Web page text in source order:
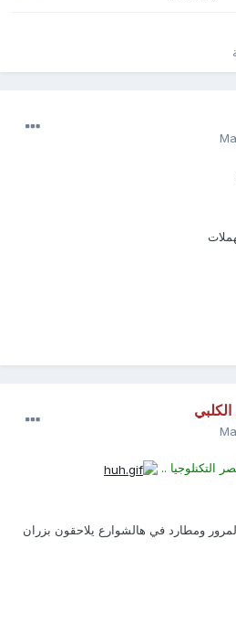
التكنلوجيا ..
ومطارد في هالشوارع يلاحقون بزران